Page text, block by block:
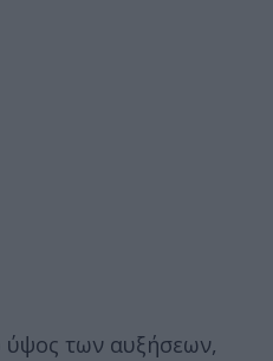
ύψος των αυξήσεων,